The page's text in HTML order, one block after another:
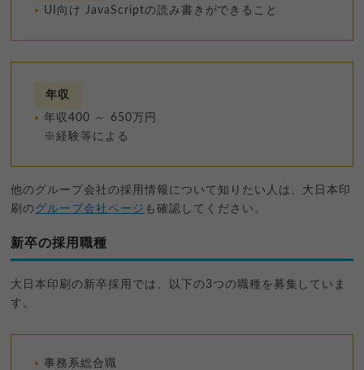
UI向け JavaScriptの読み書きができること
年収
年収400 ～ 650万円
※経験等による
他のグループ会社の採用情報について知りたい人は、大日本印
刷の グループ会社ページ も確認してください。
新卒の採用職種
大日本印刷の新卒採用では、以下の3つの職種を募集していま
す。
事務系総合職